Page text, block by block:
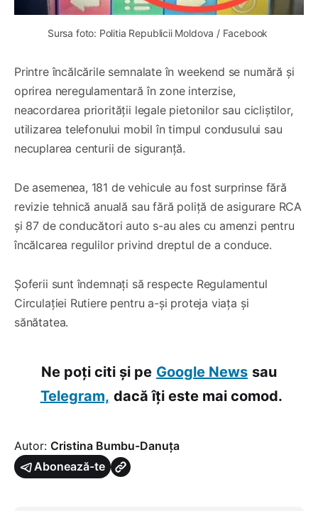
Sursa foto: Politia Republicii Moldova / Facebook
Printre încălcările semnalate în weekend se numără și
oprirea neregulamentară în zone interzise,
neacordarea priorității legale pietonilor sau cicliștilor,
utilizarea telefonului mobil în timpul condusului sau
necuplarea centurii de siguranță.
De asemenea, 181 de vehicule au fost surprinse fără
revizie tehnică anuală sau fără poliță de asigurare RCA
și 87 de conducători auto s-au ales cu amenzi pentru
încălcarea regulilor privind dreptul de a conduce.
Șoferii sunt îndemnați să respecte Regulamentul
Circulației Rutiere pentru a-și proteja viața și
sănătatea.
Ne poți citi și pe Google News sau
Telegram, dacă îți este mai comod.
Autor: Cristina Bumbu-Danuța
Abonează-te